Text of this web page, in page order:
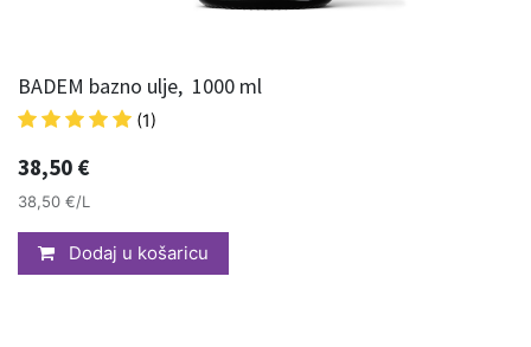
BADEM bazno ulje, 1000 ml
(1)
38,50 €
38,50 €/L
Dodaj u košaricu